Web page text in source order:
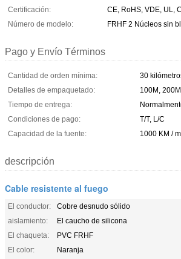
Certificación:
CE, RoHS, VDE, UL,
Número de modelo:
FRHF 2 Núcleos sin
Pago y Envío Términos
Cantidad de orden mínima:
30
Detalles de empaquetado:
100M,
Tiempo de entrega:
Condiciones de pago:
T/T, L/C
Capacidad de la fuente:
1000 KM /
descripción
Cable resistente al fuego
El conductor:
Cobre desnudo sólido
aislamiento:
El caucho de silicona
El chaqueta:
PVC FRHF
El color:
Naranja